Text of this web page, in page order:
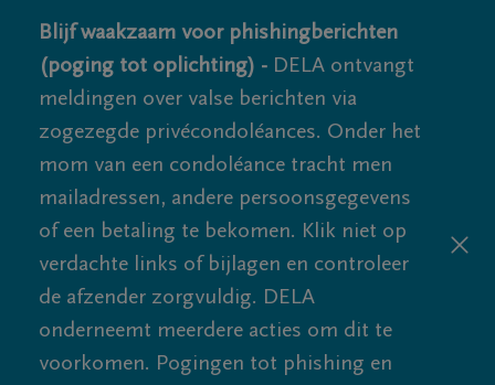
Blijf waakzaam voor phishingberichten
(poging tot oplichting) - DELA ontvangt
meldingen over valse berichten via
zogezegde privécondoléances. Onder het
mom van een condoléance tracht men
mailadressen, andere persoonsgegevens
of een betaling te bekomen. Klik niet op
verdachte links of bijlagen en controleer
de afzender zorgvuldig. DELA
onderneemt meerdere acties om dit te
voorkomen. Pogingen tot phishing en